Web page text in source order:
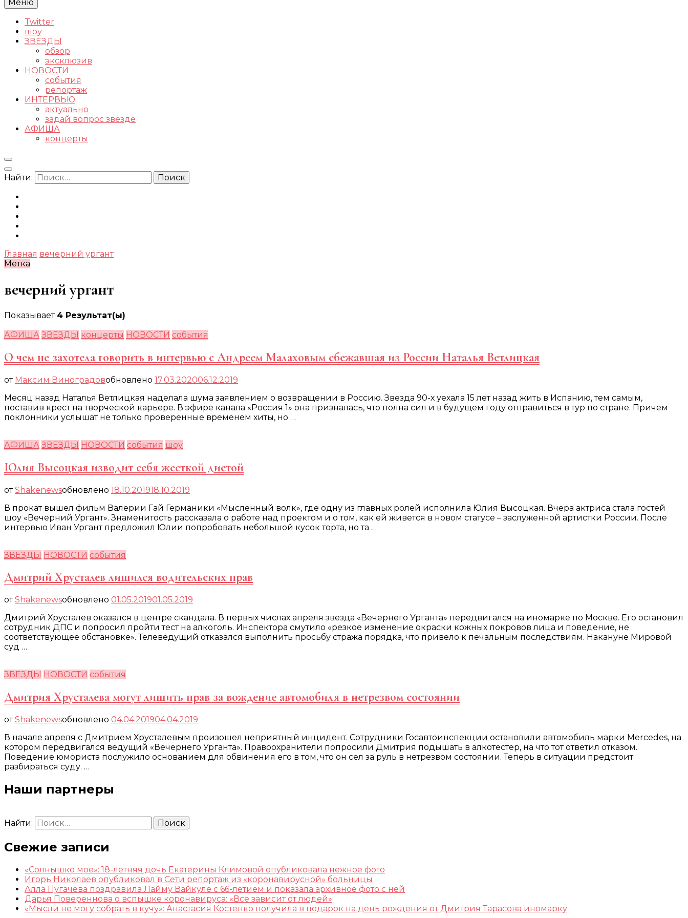
Меню
Twitter
шоу
ЗВЕЗДЫ
обзор
эксклюзив
НОВОСТИ
события
репортаж
ИНТЕРВЬЮ
актуально
задай вопрос звезде
АФИША
концерты
Найти:
Главная вечерний ургант
Метка
вечерний ургант
Показывает 4 Результат(ы)
АФИША ЗВЕЗДЫ концерты НОВОСТИ события
О чем не захотела говорить в интервью с Андреем Малаховым сбежавшая из России Наталья Ветлицкая
от Максим Виноградовобновлено 17.03.202006.12.2019
Месяц назад Наталья Ветлицкая наделала шума заявлением о возвращении в Россию. Звезда 90-х уехала 15 лет назад жить в Испанию, тем самым,
поставив крест на творческой карьере. В эфире канала «Россия 1» она призналась, что полна сил и в будущем году отправиться в тур по стране. Причем
поклонники услышат не только проверенные временем хиты, но …
АФИША ЗВЕЗДЫ НОВОСТИ события шоу
Юлия Высоцкая изводит себя жесткой диетой
отShakenewsобновлено 18.10.201918.10.2019
В прокат вышел фильм Валерии Гай Германики «Мысленный волк», где одну из главных ролей исполнила Юлия Высоцкая. Вчера актриса стала гостей
шоу «Вечерний Ургант». Знаменитость рассказала о работе над проектом и о том, как ей живется в новом статусе – заслуженной артистки России. После
интервью Иван Ургант предложил Юлии попробовать небольшой кусок торта, но та …
ЗВЕЗДЫ НОВОСТИ события
Дмитрий Хрусталев лишился водительских прав
отShakenewsобновлено 01.05.201901.05.2019
Дмитрий Хрусталев оказался в центре скандала. В первых числах апреля звезда «Вечернего Урганта» передвигался на иномарке по Москве. Его остановил
сотрудник ДПС и попросил пройти тест на алкоголь. Инспектора смутило «резкое изменение окраски кожных покровов лица и поведение, не
соответствующее обстановке». Телеведущий отказался выполнить просьбу стража порядка, что привело к печальным последствиям. Накануне Мировой
суд …
ЗВЕЗДЫ НОВОСТИ события
Дмитрия Хрусталева могут лишить прав за вождение автомобиля в нетрезвом состоянии
отShakenewsобновлено 04.04.201904.04.2019
В начале апреля с Дмитрием Хрусталевым произошел неприятный инцидент. Сотрудники Госавтоинспекции остановили автомобиль марки Mercedes, на
котором передвигался ведущий «Вечернего Урганта». Правоохранители попросили Дмитрия подышать в алкотестер, на что тот ответил отказом.
Поведение юмориста послужило основанием для обвинения его в том, что он сел за руль в нетрезвом состоянии. Теперь в ситуации предстоит
разбираться суду. …
Наши партнеры
Найти:
Свежие записи
«Солнышко мое»: 18-летняя дочь Екатерины Климовой опубликовала нежное фото
Игорь Николаев опубликовал в Сети репортаж из «коронавирусной» больницы
Алла Пугачева поздравила Лайму Вайкуле с 66-летием и показала архивное фото с ней
Дарья Повереннова о вспышке коронавируса: «Все зависит от людей»
«Мысли не могу собрать в кучу»: Анастасия Костенко получила в подарок на день рождения от Дмитрия Тарасова иномарку